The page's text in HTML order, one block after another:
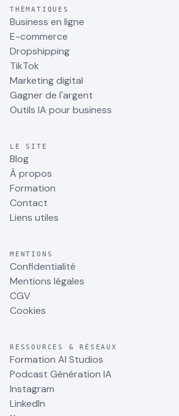
THÉMATIQUES
Business en ligne
E-commerce
Dropshipping
TikTok
Marketing digital
Gagner de l'argent
Outils IA pour business
LE SITE
Blog
À propos
Formation
Contact
Liens utiles
MENTIONS
Confidentialité
Mentions légales
CGV
Cookies
RESSOURCES & RÉSEAUX
Formation AI Studios
Podcast Génération IA
Instagram
LinkedIn